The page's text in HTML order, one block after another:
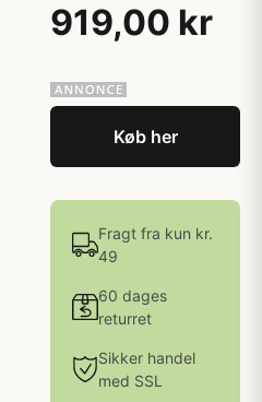
919,00 kr
Køb her
Fragt fra kun kr.
49
60 dages
returret
Sikker handel
med SSL